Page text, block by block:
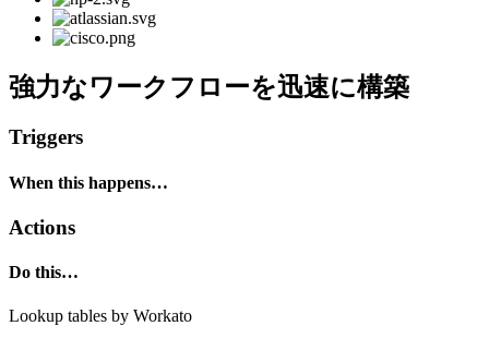
強力なワークフローを迅速に構築
Triggers
When this happens…
Actions
Do this…
Lookup tables by Workato